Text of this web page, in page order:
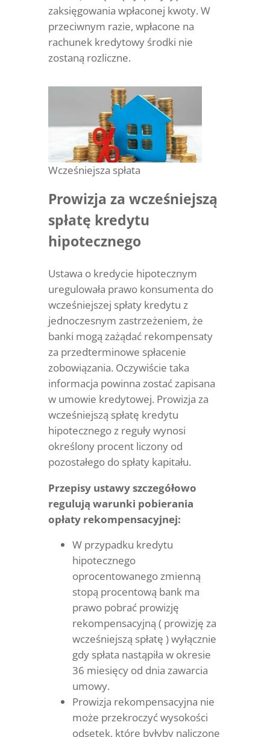
zaksięgowania wpłaconej kwoty. W
przeciwnym razie, wpłacone na
rachunek kredytowy środki nie
zostaną rozliczne.
Wcześniejsza spłata
Prowizja za wcześniejszą
spłatę kredytu
hipotecznego
Ustawa o kredycie hipotecznym
uregulowała prawo konsumenta do
wcześniejszej spłaty kredytu z
jednoczesnym zastrzeżeniem, że
banki mogą zażądać rekompensaty
za przedterminowe spłacenie
zobowiązania. Oczywiście taka
informacja powinna zostać zapisana
w umowie kredytowej. Prowizja za
wcześniejszą spłatę kredytu
hipotecznego z reguły wynosi
określony procent liczony od
pozostałego do spłaty kapitału.
Przepisy ustawy szczegółowo
regulują warunki pobierania
opłaty rekompensacyjnej:
W przypadku kredytu
hipotecznego
oprocentowanego zmienną
stopą procentową bank ma
prawo pobrać prowizję
rekompensacyjną ( prowizję za
wcześniejszą spłatę ) wyłącznie
gdy spłata nastąpiła w okresie
36 miesięcy od dnia zawarcia
umowy.
Prowizja rekompensacyjna nie
może przekroczyć wysokości
odsetek, które byłyby naliczone